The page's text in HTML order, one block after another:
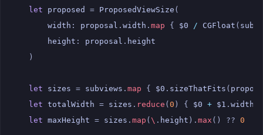
let
proposed = ProposedViewSize (
width : proposal . width . map { $0 / CGFloat (
height : proposal . height
)
let sizes = subviews . map { $0 . sizeThatFits (
let totalWidth = sizes . reduce (0 ) { $0 + $1 . width
let maxHeight = sizes . map (\ . height ). max () ?? 0